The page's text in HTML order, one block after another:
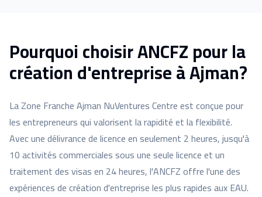
Pourquoi choisir ANCFZ pour la
création d'entreprise à Ajman?
La Zone Franche Ajman NuVentures Centre est conçue pour
les entrepreneurs qui valorisent la rapidité et la flexibilité.
Avec une délivrance de licence en seulement 2 heures, jusqu'à
10 activités commerciales sous une seule licence et un
traitement des visas en 24 heures, l'ANCFZ offre l'une des
expériences de création d'entreprise les plus rapides aux EAU.